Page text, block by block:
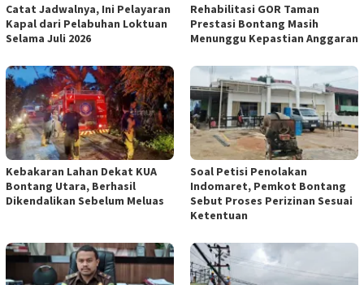
Catat Jadwalnya, Ini Pelayaran
Kapal dari Pelabuhan Loktuan
Selama Juli 2026
Rehabilitasi GOR Taman
Prestasi Bontang Masih
Menunggu Kepastian Anggaran
Kebakaran Lahan Dekat KUA
Bontang Utara, Berhasil
Dikendalikan Sebelum Meluas
Soal Petisi Penolakan
Indomaret, Pemkot Bontang
Sebut Proses Perizinan Sesuai
Ketentuan